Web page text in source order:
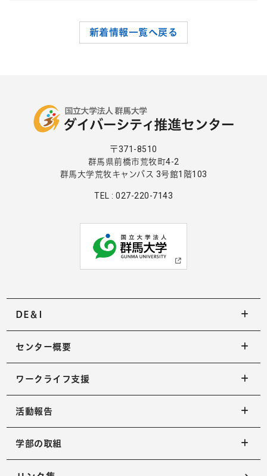
新着情報一覧へ戻る
〒371-8510
群馬県前橋市荒牧町4-2
群馬大学荒牧キャンパス 3号館1階103
TEL : 027-220-7143
DE＆I
センター概要
ワークライフ支援
活動報告
学部の取組